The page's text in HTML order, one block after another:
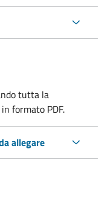
tutta la
formato PDF.
allegare